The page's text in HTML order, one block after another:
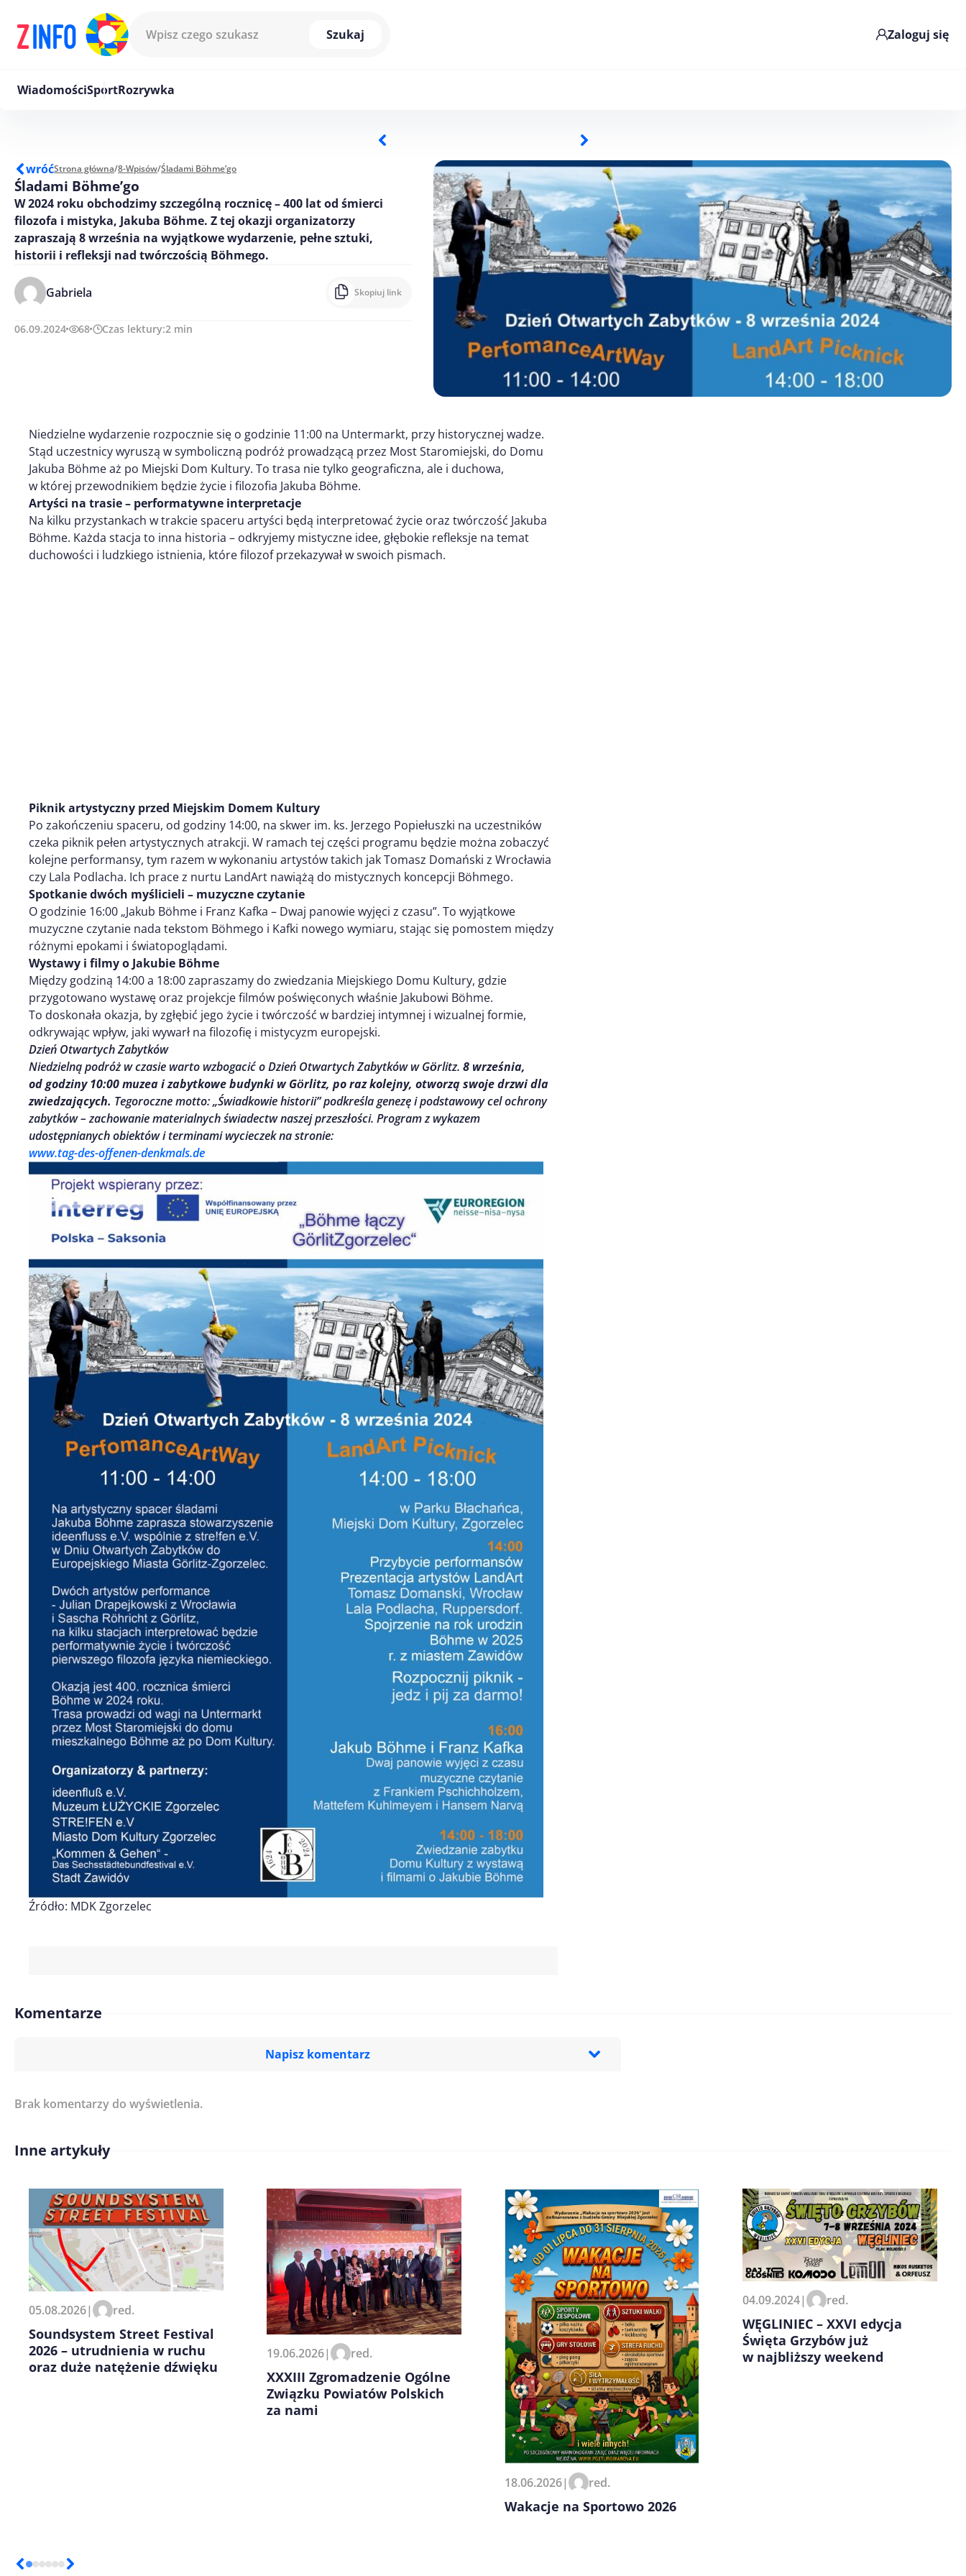
Szukaj
Zaloguj się
WiadomościSportRozrywka
wróćStrona główna/8-Wpisów/Śladami Böhme’go
Śladami Böhme’go
W 2024 roku obchodzimy szczególną rocznicę – 400 lat od śmierci
filozofa i mistyka, Jakuba Böhme. Z tej okazji organizatorzy
zapraszają 8 września na wyjątkowe wydarzenie, pełne sztuki,
historii i refleksji nad twórczością Böhmego.
Gabriela Skopiuj link
06.09.2024 68 Czas lektury:2 min
Niedzielne wydarzenie rozpocznie się o godzinie 11:00 na Untermarkt, przy historycznej wadze.
Stąd uczestnicy wyruszą w symboliczną podróż prowadzącą przez Most Staromiejski, do Domu
Jakuba Böhme aż po Miejski Dom Kultury. To trasa nie tylko geograficzna, ale i duchowa,
w której przewodnikiem będzie życie i filozofia Jakuba Böhme.
Artyści na trasie – performatywne interpretacje
Na kilku przystankach w trakcie spaceru artyści będą interpretować życie oraz twórczość Jakuba
Böhme. Każda stacja to inna historia – odkryjemy mistyczne idee, głębokie refleksje na temat
duchowości i ludzkiego istnienia, które filozof przekazywał w swoich pismach.
Piknik artystyczny przed Miejskim Domem Kultury
Po zakończeniu spaceru, od godziny 14:00, na skwer im. ks. Jerzego Popiełuszki na uczestników
czeka piknik pełen artystycznych atrakcji. W ramach tej części programu będzie można zobaczyć
kolejne performansy, tym razem w wykonaniu artystów takich jak Tomasz Domański z Wrocławia
czy Lala Podlacha. Ich prace z nurtu LandArt nawiążą do mistycznych koncepcji Böhmego.
Spotkanie dwóch myślicieli – muzyczne czytanie
O godzinie 16:00 „Jakub Böhme i Franz Kafka – Dwaj panowie wyjęci z czasu”. To wyjątkowe
muzyczne czytanie nada tekstom Böhmego i Kafki nowego wymiaru, stając się pomostem między
różnymi epokami i światopoglądami.
Wystawy i filmy o Jakubie Böhme
Między godziną 14:00 a 18:00 zapraszamy do zwiedzania Miejskiego Domu Kultury, gdzie
przygotowano wystawę oraz projekcje filmów poświęconych właśnie Jakubowi Böhme.
To doskonała okazja, by zgłębić jego życie i twórczość w bardziej intymnej i wizualnej formie,
odkrywając wpływ, jaki wywarł na filozofię i mistycyzm europejski.
Dzień Otwartych Zabytków
Niedzielną podróż w czasie warto wzbogacić o Dzień Otwartych Zabytków w Gӧrlitz. 8 września,
od godziny 10:00 muzea i zabytkowe budynki w Gӧrlitz, po raz kolejny, otworzą swoje drzwi dla
zwiedzających. Tegoroczne motto: „Świadkowie historii” podkreśla genezę i podstawowy cel ochrony
zabytków – zachowanie materialnych świadectw naszej przeszłości. Program z wykazem
udostępnianych obiektów i terminami wycieczek na stronie:
www.tag-des-offenen-denkmals.de
Źródło: MDK Zgorzelec
Komentarze
Napisz komentarz
Imię/ Nick*
Zapamiętaj moje dane w tej przeglądarce podczas pisania
kolejnych komentarzy.
Brak komentarzy do wyświetlenia.
Inne artykuły
05.08.2026| red.
Soundsystem Street Festival
2026 – utrudnienia w ruchu
oraz duże natężenie dźwięku
19.06.2026| red.
XXXIII Zgromadzenie Ogólne
Związku Powiatów Polskich
za nami
18.06.2026| red.
Wakacje na Sportowo 2026
04.09.2024| red.
WĘGLINIEC – XXVI edycja
Święta Grzybów już
w najbliższy weekend